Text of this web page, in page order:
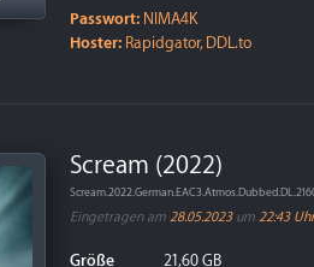
Passwort: NIMA4K
Hoster: Rapidgator, DDL.to
Scream (2022)
Eingetragen am 28.05.2023um 22:43 Uhr
Größe
21,60 GB